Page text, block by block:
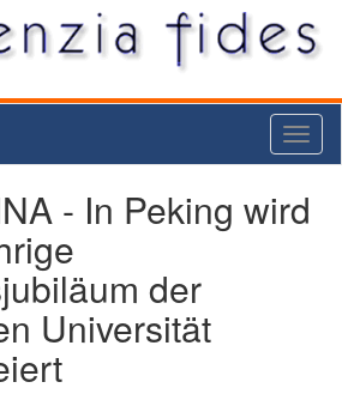
- In Peking wird
der
Universität